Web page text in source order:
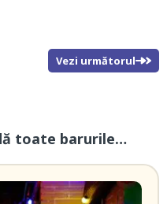
Vezi următorul
toate barurile…